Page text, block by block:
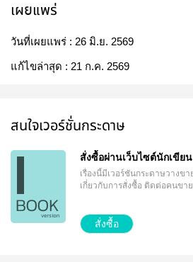
เผยแพร่
วันที่เผยแพร่ : 26 มิ.ย. 2569
แก้ไขล่าสุด : 21 ก.ค. 2569
สนใจเวอร์ชั่นกระดาษ
สั่งซื้อผ่านเว็บไซต์นักเขียน
เรื่องนี้มีเวอร์ชันกระดาษวางข
เกี่ยวกับการสั่งซื้อ ติดต่อคนขาย
สั่งซื้อ